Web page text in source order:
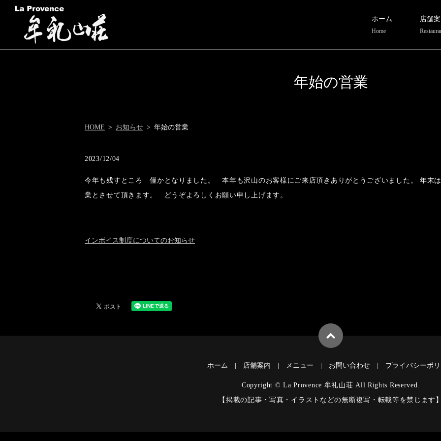
ホーム
Home
店舗
年始の営業
HOME お知らせ 年始の営業
2023/12/04
今年も残すところ 僅かとなりました。 本年も沢山のお客様にご来店頂きありがとうございました。 年末
業とさせて頂きます。 どうぞよろしくお願い申し上げます。
インボイス制度についてのお知らせ
ホーム 店舗案内 メニュー お問い合わせ プライバシーポ
Copyright © La Provence 牟礼山荘 All Rights Reserved.
【掲載の記事・写真・イラストなどの無断複写・転載等を禁じます】